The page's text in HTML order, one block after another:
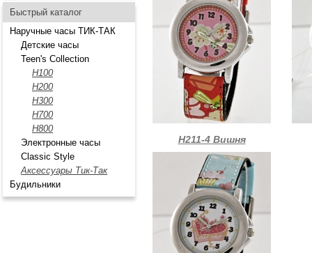
Быстрый каталог
Наручные часы ТИК-ТАК
Детские часы
Teen's Collection
H100
H200
Н300
H700
H800
Электронные часы
Classic Style
Аксессуары Тик-Так
Будильники
Н211-4 Вишня